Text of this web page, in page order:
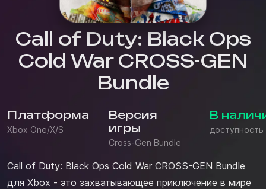
Call of Duty: Black Ops
Cold War CROSS-GEN
Bundle
Платформа
Xbox One/X/S
Версия
игры
Cross-Gen Bundle
В
доступность
Call of Duty: Black Ops Cold War CROSS-GEN Bundle
для Xbox - это захватывающее приключение в мире